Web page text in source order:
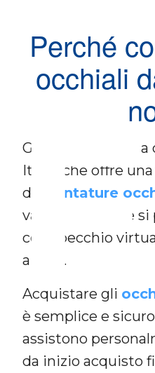
Perché
occhiali
Glance24 è l’ottica
Italia, che offre
di
montature
vantaggiosi, che si
con specchio
a casa.
Acquistare gli
è semplice e
assistono
da inizio acquisto